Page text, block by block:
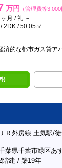
万円 （管理費等3,000
月 / 礼 －
/ 2DK / 50.05㎡
済的な都市ガス貸ア
)
ＪＲ外房線 土気駅/
葉県千葉市緑区あ
階建 / 築19年